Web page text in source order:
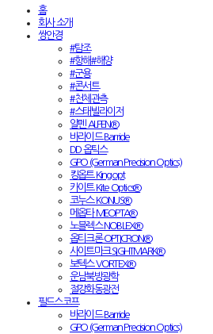
홈
회사 소개
쌍안경
#탐조
#항해#해양
#군용
#콘서트
#천체관측
#스태빌라이저
알펜 ALPEN®
바라이드 Barride
DD 옵틱스
GPO (German Precision Optics)
킹옵트 Kingopt
카이트 Kite Optics®
코누스 KONUS®
메옵타 MEOPTA®
노블렉스 NOBLEX®
옵티크론 OPTICRON®
사이트마크 SIGHTMARK®
보텍스 VORTEX®
운남북방광학
절강화동광전
필드스코프
바라이드 Barride
GPO (German Precision Optics)